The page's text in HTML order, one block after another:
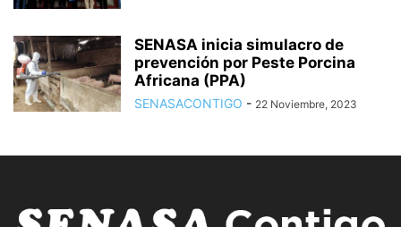
SENASA inicia simulacro de
prevención por Peste Porcina
Africana (PPA)
SENASACONTIGO - 22 Noviembre, 2023